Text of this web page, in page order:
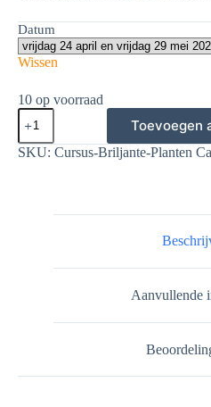
Datum
Wissen
10 op voorraad
2-
daagse
Cursus:
Maak
dagelijks
Toevoegen
SKU: Cursus-Briljante-Planten
Aanvullende